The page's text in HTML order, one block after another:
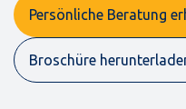
Persönliche Beratung
Broschüre